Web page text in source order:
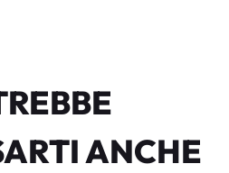
ANCHE